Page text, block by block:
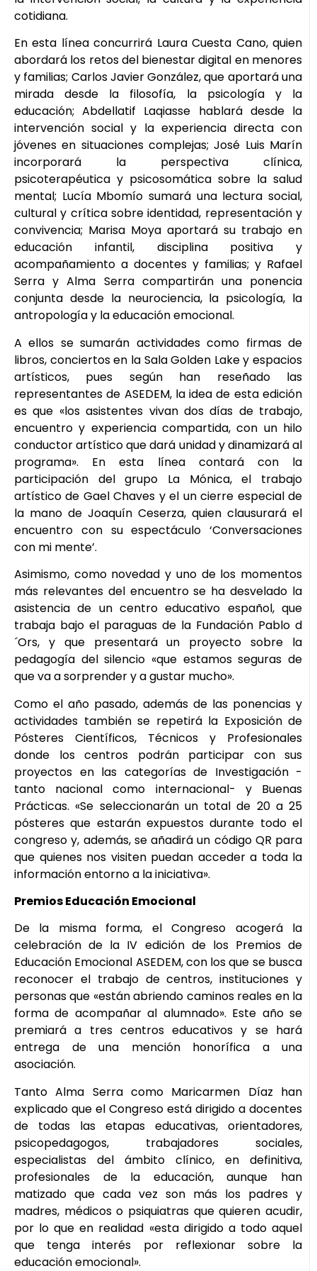
cotidiana.
En esta línea concurrirá Laura Cuesta Cano, quien
abordará los retos del bienestar digital en menores
y familias; Carlos Javier González, que aportará una
mirada desde la filosofía, la psicología y la
educación; Abdellatif Laqiasse hablará desde la
intervención social y la experiencia directa con
jóvenes en situaciones complejas; José Luis Marín
incorporará la perspectiva clínica,
psicoterapéutica y psicosomática sobre la salud
mental; Lucía Mbomío sumará una lectura social,
cultural y crítica sobre identidad, representación y
convivencia; Marisa Moya aportará su trabajo en
educación infantil, disciplina positiva y
acompañamiento a docentes y familias; y Rafael
Serra y Alma Serra compartirán una ponencia
conjunta desde la neurociencia, la psicología, la
antropología y la educación emocional.
A ellos se sumarán actividades como firmas de
libros, conciertos en la Sala Golden Lake y espacios
artísticos, pues según han reseñado las
representantes de ASEDEM, la idea de esta edición
es que «los asistentes vivan dos días de trabajo,
encuentro y experiencia compartida, con un hilo
conductor artístico que dará unidad y dinamizará al
programa». En esta línea contará con la
participación del grupo La Mónica, el trabajo
artístico de Gael Chaves y el un cierre especial de
la mano de Joaquín Ceserza, quien clausurará el
encuentro con su espectáculo ‘Conversaciones
con mi mente’.
Asimismo, como novedad y uno de los momentos
más relevantes del encuentro se ha desvelado la
asistencia de un centro educativo español, que
trabaja bajo el paraguas de la Fundación Pablo d
´Ors, y que presentará un proyecto sobre la
pedagogía del silencio «que estamos seguras de
que va a sorprender y a gustar mucho».
Como el año pasado, además de las ponencias y
actividades también se repetirá la Exposición de
Pósteres Científicos, Técnicos y Profesionales
donde los centros podrán participar con sus
proyectos en las categorías de Investigación -
tanto nacional como internacional- y Buenas
Prácticas. «Se seleccionarán un total de 20 a 25
pósteres que estarán expuestos durante todo el
congreso y, además, se añadirá un código QR para
que quienes nos visiten puedan acceder a toda la
información entorno a la iniciativa».
Premios Educación Emocional
De la misma forma, el Congreso acogerá la
celebración de la IV edición de los Premios de
Educación Emocional ASEDEM, con los que se busca
reconocer el trabajo de centros, instituciones y
personas que «están abriendo caminos reales en la
forma de acompañar al alumnado». Este año se
premiará a tres centros educativos y se hará
entrega de una mención honorífica a una
asociación.
Tanto Alma Serra como Maricarmen Díaz han
explicado que el Congreso está dirigido a docentes
de todas las etapas educativas, orientadores,
psicopedagogos, trabajadores sociales,
especialistas del ámbito clínico, en definitiva,
profesionales de la educación, aunque han
matizado que cada vez son más los padres y
madres, médicos o psiquiatras que quieren acudir,
por lo que en realidad «esta dirigido a todo aquel
que tenga interés por reflexionar sobre la
educación emocional».